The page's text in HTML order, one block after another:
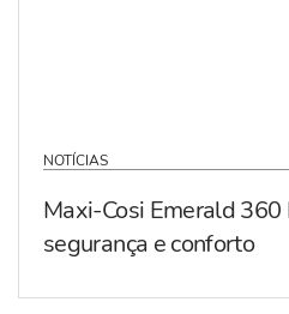
NOTÍCIAS
Maxi-Cosi Emerald 360
segurança e conforto